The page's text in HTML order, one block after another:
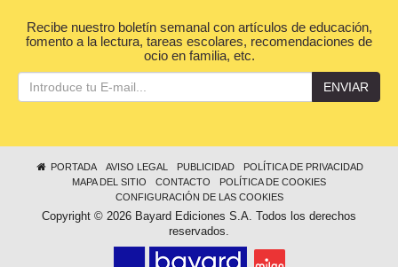
Recibe nuestro boletín semanal con artículos de educación,
fomento a la lectura, tareas escolares, recomendaciones de
ocio en familia, etc.
ENVIAR
PORTADA AVISO LEGAL PUBLICIDAD
POLÍTICA DE PRIVACIDAD
MAPA DEL SITIO
CONTACTO
POLÍTICA DE COOKIES
CONFIGURACIÓN DE LAS COOKIES
Copyright © 2026 Bayard Ediciones S.A. Todos los derechos
reservados.